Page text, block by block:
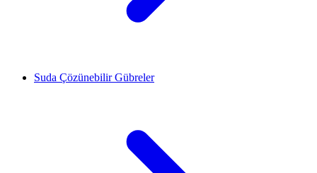
Suda Çözünebilir Gübreler